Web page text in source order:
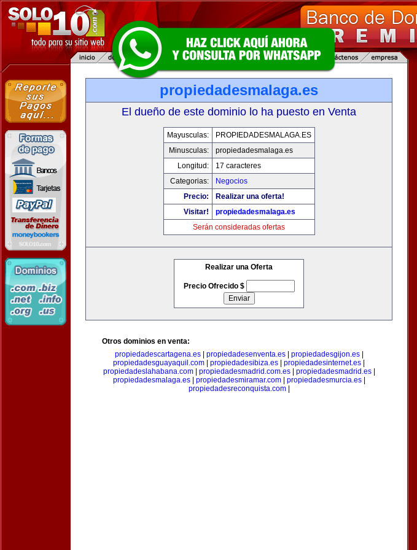
propiedadesmalaga.es
El dueño de este dominio lo ha puesto en Venta
Mayusculas:
PROPIEDADESMALAGA.ES
Minusculas:
propiedadesmalaga.es
Longitud:
17 caracteres
Categorias:
Negocios
Precio:
Realizar una oferta!
Visitar!
propiedadesmalaga.es
Serán consideradas ofertas
Realizar una Oferta
Precio Ofrecido $
Otros dominios en venta:
propiedadescartagena.es| propiedadesenventa.es| propiedadesgijon.es|
propiedadesguayaquil.com
propiedadesibiza.es propiedadesinternet.es
propiedadeslahabana.com| propiedadesmadrid.com.es| propiedadesmadrid.es|
propiedadesmalaga.es| propiedadesmiramar.com| propiedadesmurcia.es|
propiedadesreconquista.com|